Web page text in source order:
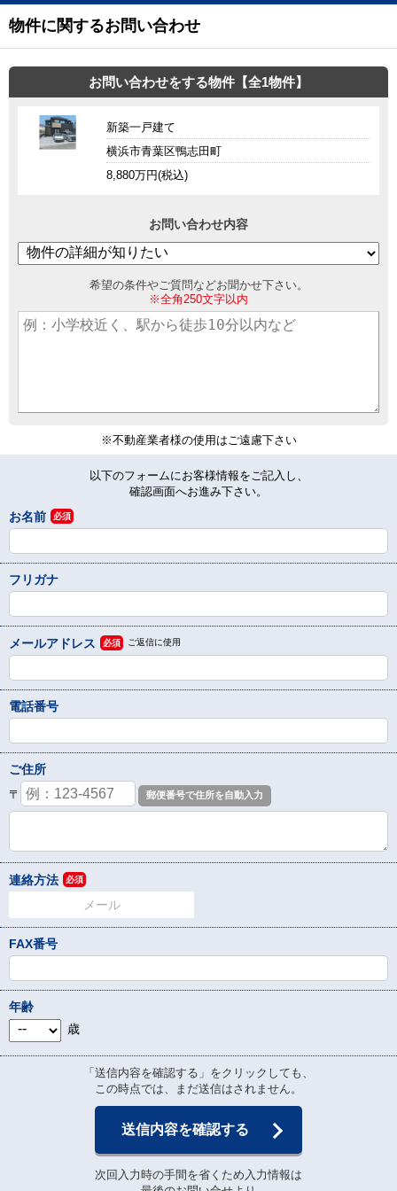
物件に関するお問い合わせ
お問い合わせをする物件【全1物件】
新築一戸建て
横浜市青葉区鴨志田町
8,880万円(税込)
お問い合わせ内容
希望の条件やご質問などお聞かせ下さい。
※全角250文字以内
※不動産業者様の使用はご遠慮下さい
以下のフォームにお客様情報をご記入し、
確認画面へお進み下さい。
お名前 必須
フリガナ
メールアドレス 必須 ご返信に使用
電話番号
ご住所
〒
連絡方法 必須
メール
FAX番号
年齢
歳
「送信内容を確認する」をクリックしても、
この時点では、まだ送信はされません。
送信内容を確認する
次回入力時の手間を省くため入力情報は